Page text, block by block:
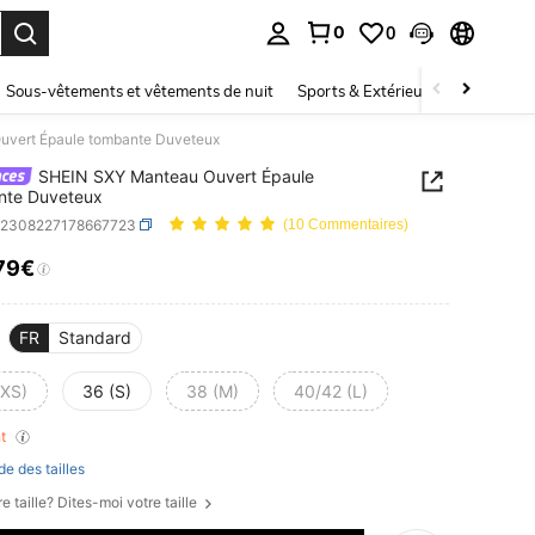
0 0
Sous-vêtements et vêtements de nuit Sports & Extérieur Enfants
Épaule tombante Duveteux
SHEIN SXY Manteau Ouvert Épaule
Duveteux
(10 Commentaires)
AND AVAILABILITY
FR Standard
36 (S) 38 (M) 40/42 (L)
des tailles
taille? Dites-moi votre taille